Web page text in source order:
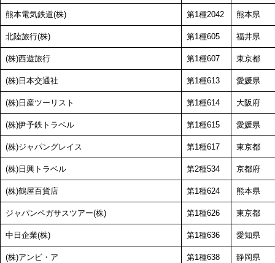
熊本電気鉄道(株) 第1種2042 熊本県
北陸旅行(株) 第1種605 福井県
(株)西遊旅行 第1種607 東京都
(株)日本交通社 第1種613 愛媛県
(株)日産ツーリスト 第1種614 大阪府
(株)伊予鉄トラベル 第1種615 愛媛県
(株)ジャパングレイス 第1種617 東京都
(株)日興トラベル 第2種534 京都府
(株)鶴屋百貨店 第1種624 熊本県
ジャパンペガサスツアー(株) 第1種626 東京都
中日企業(株) 第1種636 愛知県
(株)アンビ・ア 第1種638 静岡県